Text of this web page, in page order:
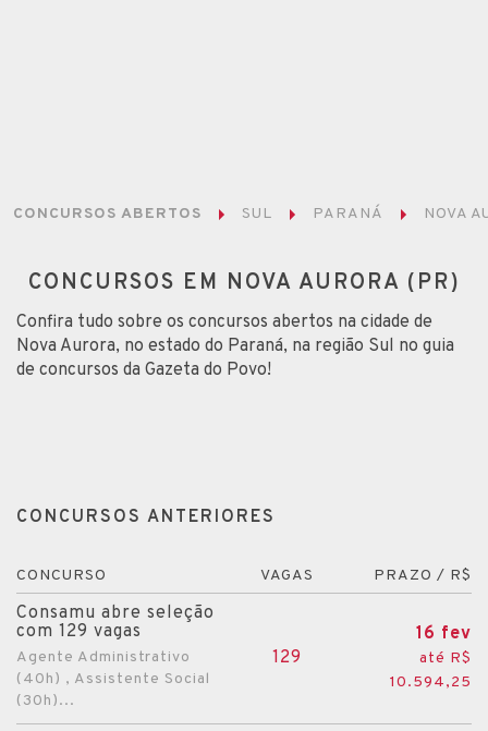
CONCURSOS ABERTOS SUL PARANÁ NOVA
CONCURSOS EM NOVA AURORA (PR)
Confira tudo sobre os concursos abertos na cidade de
Nova Aurora, no estado do Paraná, na região Sul no guia
de concursos da Gazeta do Povo!
CONCURSOS ANTERIORES
CONCURSO VAGAS PRAZO / R$
Consamu abre seleção
com 129 vagas
Agente Administrativo
(40h) , Assistente Social
(30h)...
129
16 fev
até R$
10.594,25